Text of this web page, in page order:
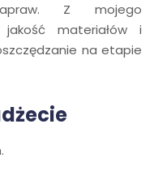
Z mojego
materiałów i
na etapie